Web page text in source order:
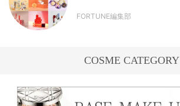
FORTUNE編集部
COSME CATEGORY